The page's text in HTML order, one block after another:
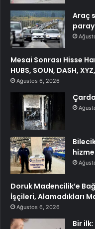
Araç
Mesai Sonrası Hisse
HUBS, SOUN, DASH,
Ağustos 6, 2026
Doruk Madencilik’e
İşçileri, Alamadıkları
Ağustos 6, 2026
Bir